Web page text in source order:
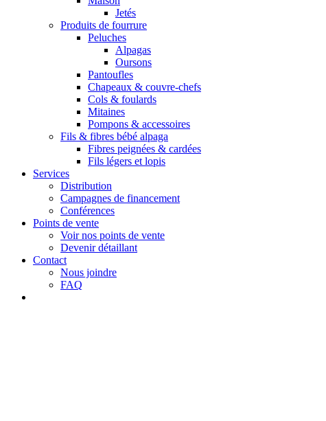
Jetés
Produits de fourrure
Peluches
Alpagas
Oursons
Pantoufles
Chapeaux & couvre-chefs
Cols & foulards
Mitaines
Pompons & accessoires
Fils & fibres bébé alpaga
Fibres peignées & cardées
Fils légers et lopis
Services
Distribution
Campagnes de financement
Conférences
Points de vente
Voir nos points de vente
Devenir détaillant
Contact
Nous joindre
FAQ